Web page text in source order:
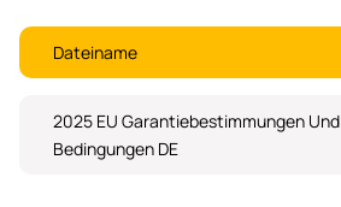
Dateiname
2025 EU Garantiebestimmungen Und
Bedingungen DE